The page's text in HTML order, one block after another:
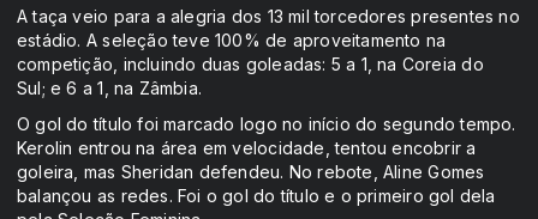
A taça veio para a alegria dos 13 mil torcedores presentes no
estádio. A seleção teve 100% de aproveitamento na
competição, incluindo duas goleadas: 5 a 1, na Coreia do
Sul; e 6 a 1, na Zâmbia.
O gol do título foi marcado logo no início do segundo tempo.
Kerolin entrou na área em velocidade, tentou encobrir a
goleira, mas Sheridan defendeu. No rebote, Aline Gomes
balançou as redes. Foi o gol do título e o primeiro gol dela